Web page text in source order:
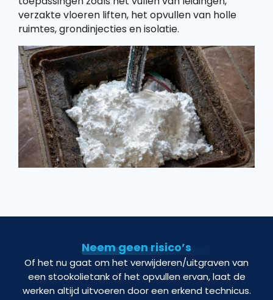
verzakte vloeren liften, het opvullen van holle
ruimtes, grondinjecties en isolatie.
Neem geen risico’s
Of het nu gaat om het verwijderen/uitgraven van
een stookolietank of het opvullen ervan, laat de
werken altijd uitvoeren door een erkend technicus.